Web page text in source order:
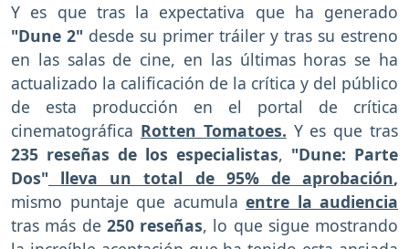
Y es que tras la expectativa que ha generado
"Dune 2" desde su primer tráiler y tras su estreno
en las salas de cine, en las últimas horas se ha
actualizado la calificación de la crítica y del público
de esta producción en el portal de crítica
cinematográfica Rotten Tomatoes. Y es que tras
235 reseñas de los especialistas, "Dune: Parte
Dos" lleva un total de 95% de aprobación,
mismo puntaje que acumula entre la audiencia
tras más de 250 reseñas, lo que sigue mostrando